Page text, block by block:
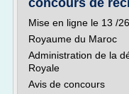
concours de
Mise en ligne le 13 /
Royaume du Maroc
Administration de la
Royale
Avis de concours